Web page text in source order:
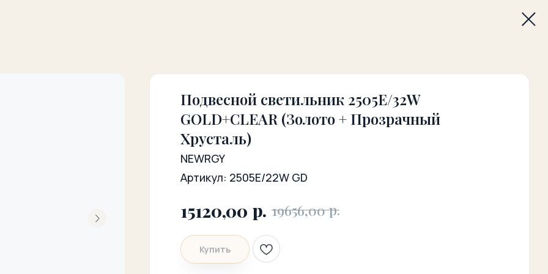
Подвесной светильник 2505E/32W
GOLD+CLEAR (Золото + Прозрачный
Хрусталь)
NEWRGY
Артикул: 2505E/22W GD
15120,00 р. 19656,00 р.
Купить